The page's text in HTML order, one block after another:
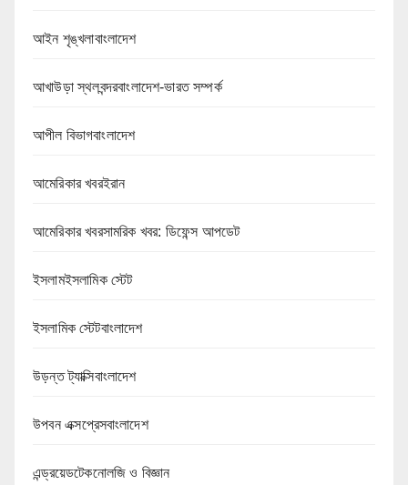
আইন শৃঙ্খলাবাংলাদেশ
আখাউড়া স্থলবন্দরবাংলাদেশ-ভারত সম্পর্ক
আপীল বিভাগবাংলাদেশ
আমেরিকার খবরইরান
আমেরিকার খবরসামরিক খবর: ডিফেন্স আপডেট
ইসলামইসলামিক স্টেট
ইসলামিক স্টেটবাংলাদেশ
উড়ন্ত ট্যাক্সিবাংলাদেশ
উপবন এক্সপ্রেসবাংলাদেশ
এন্ড্রয়েডটেকনোলজি ও বিজ্ঞান